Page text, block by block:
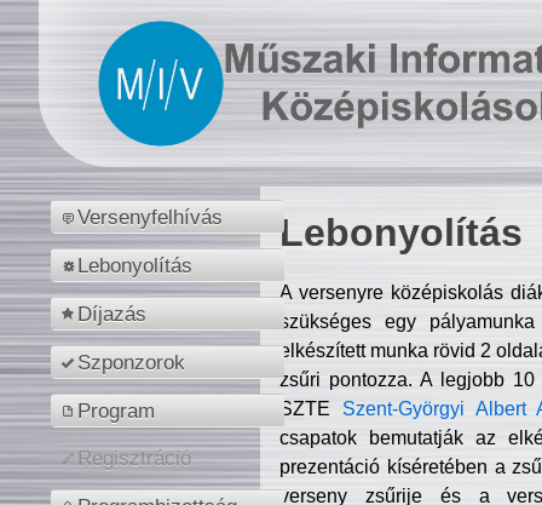
Versenyfelhívás
Lebonyolítás
Díjazás
Szponzorok
Program
Regisztráció
Lebonyolítás
A versenyre középiskolás
szükséges egy
elkészített munka rövid 2
zsűri pontozza. A legjobb
SZTE Szent-Györgyi Albert
csapatok bemutatják az
prezentáció kíséretében a
verseny zsűrije és a